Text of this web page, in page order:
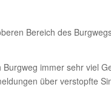
Bereich des
immer sehr viel
über verstopfte